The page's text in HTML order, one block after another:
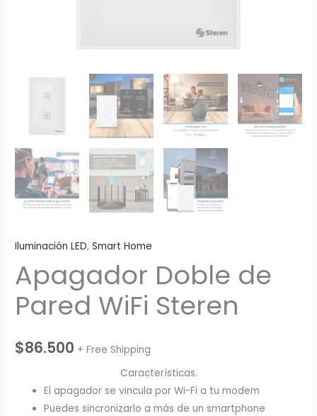
Iluminación LED,Smart Home
Apagador Doble de
Pared WiFi Steren
$86.500 + Free Shipping
Características.
El apagador se vincula por Wi-Fi a tu modem
Puedes sincronizarlo a más de un smartphone